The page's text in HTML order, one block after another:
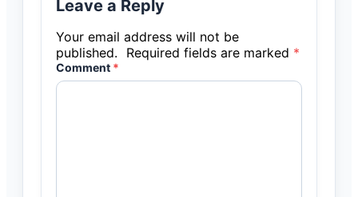
Leave a Reply
Your email address will not be
published.
Required fields are marked *
Comment *